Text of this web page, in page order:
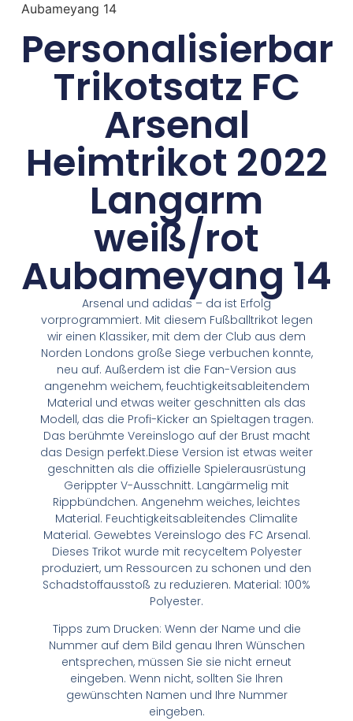
Aubameyang 14
Personalisierbar
Trikotsatz FC
Arsenal
Heimtrikot 2022
Langarm
weiß/rot
Aubameyang 14
Arsenal und adidas – da ist Erfolg
vorprogrammiert. Mit diesem Fußballtrikot legen
wir einen Klassiker, mit dem der Club aus dem
Norden Londons große Siege verbuchen konnte,
neu auf. Außerdem ist die Fan-Version aus
angenehm weichem, feuchtigkeitsableitendem
Material und etwas weiter geschnitten als das
Modell, das die Profi-Kicker an Spieltagen tragen.
Das berühmte Vereinslogo auf der Brust macht
das Design perfekt.Diese Version ist etwas weiter
geschnitten als die offizielle Spielerausrüstung
Gerippter V-Ausschnitt. Langärmelig mit
Rippbündchen. Angenehm weiches, leichtes
Material. Feuchtigkeitsableitendes Climalite
Material. Gewebtes Vereinslogo des FC Arsenal.
Dieses Trikot wurde mit recyceltem Polyester
produziert, um Ressourcen zu schonen und den
Schadstoffausstoß zu reduzieren. Material: 100%
Polyester.
Tipps zum Drucken: Wenn der Name und die
Nummer auf dem Bild genau Ihren Wünschen
entsprechen, müssen Sie sie nicht erneut
eingeben. Wenn nicht, sollten Sie Ihren
gewünschten Namen und Ihre Nummer
eingeben.